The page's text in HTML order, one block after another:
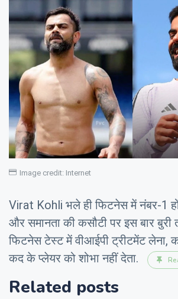
Image credit: Internet
Virat Kohli भले ही फिटनेस में नंबर-1
और समानता की कसौटी पर इस बार बुरी
फिटनेस टेस्ट में वीआईपी ट्रीटमेंट
कद के प्लेयर को शोभा नहीं देता.
Related posts